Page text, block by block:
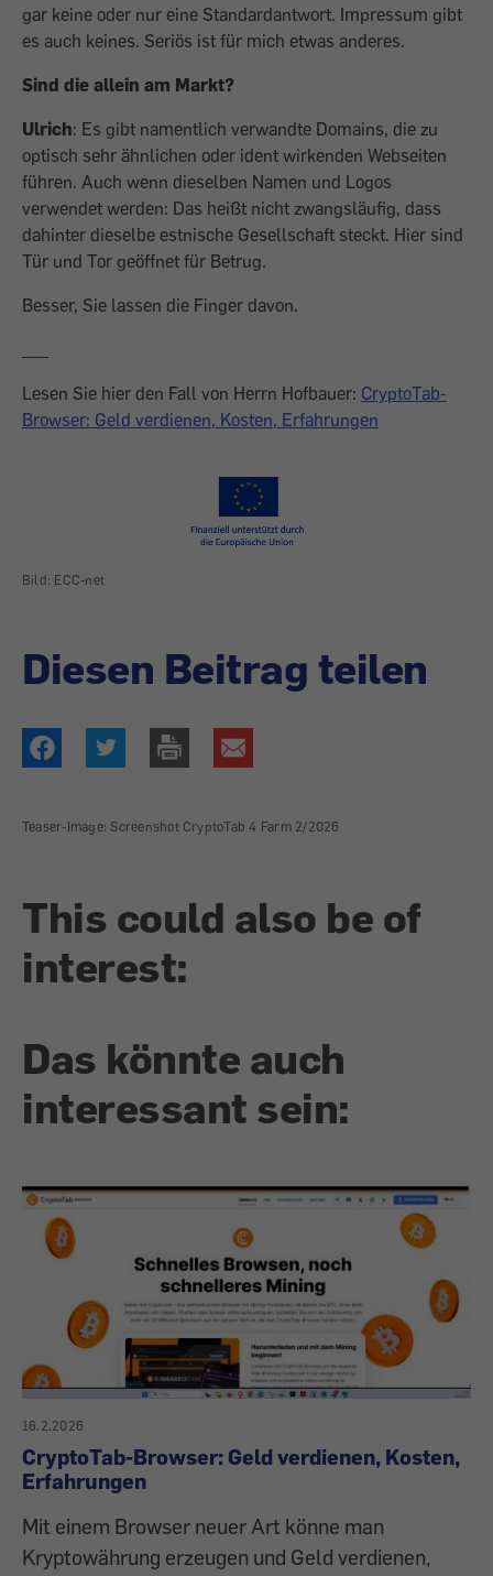
gar keine oder nur eine Standardantwort. Impressum gibt
es auch keines. Seriös ist für mich etwas anderes.
Sind die allein am Markt?
Ulrich: Es gibt namentlich verwandte Domains, die zu
optisch sehr ähnlichen oder ident wirkenden Webseiten
führen. Auch wenn dieselben Namen und Logos
verwendet werden: Das heißt nicht zwangsläufig, dass
dahinter dieselbe estnische Gesellschaft steckt. Hier sind
Tür und Tor geöffnet für Betrug.
Besser, Sie lassen die Finger davon.
Lesen Sie hier den Fall von Herrn Hofbauer: CryptoTab-
Browser: Geld verdienen, Kosten, Erfahrungen
Bild: ECC-net
Diesen Beitrag teilen
Teaser-Image: Screenshot CryptoTab 4 Farm 2/2026
This could also be of
interest:
Das könnte auch
interessant sein:
16.2.2026
CryptoTab-Browser: Geld verdienen, Kosten,
Erfahrungen
Mit einem Browser neuer Art könne man
Kryptowährung erzeugen und Geld verdienen,